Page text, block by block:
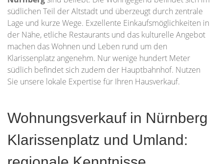
südlichen Teil der Altstadt und überzeugt durch zentrale
Lage und kurze Wege. Exzellente Einkaufsmöglichkeiten in
der Nähe, etliche Restaurants und das kulturelle Angebot
machen das Wohnen und Leben rund um den
Klarissenplatz angenehm. Nur wenige hundert Meter
südlich befindet sich zudem der Hauptbahnhof. Nutzen
Sie unsere lokale Expertise für Ihren Hausverkauf.
Wohnungsverkauf in Nürnberg
Klarissenplatz und Umland: